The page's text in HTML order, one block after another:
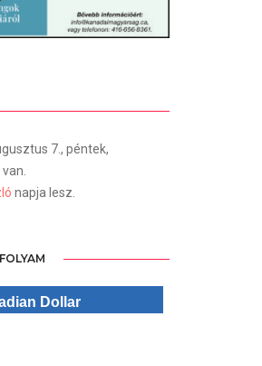
7., péntek,
napja lesz.
Dollar